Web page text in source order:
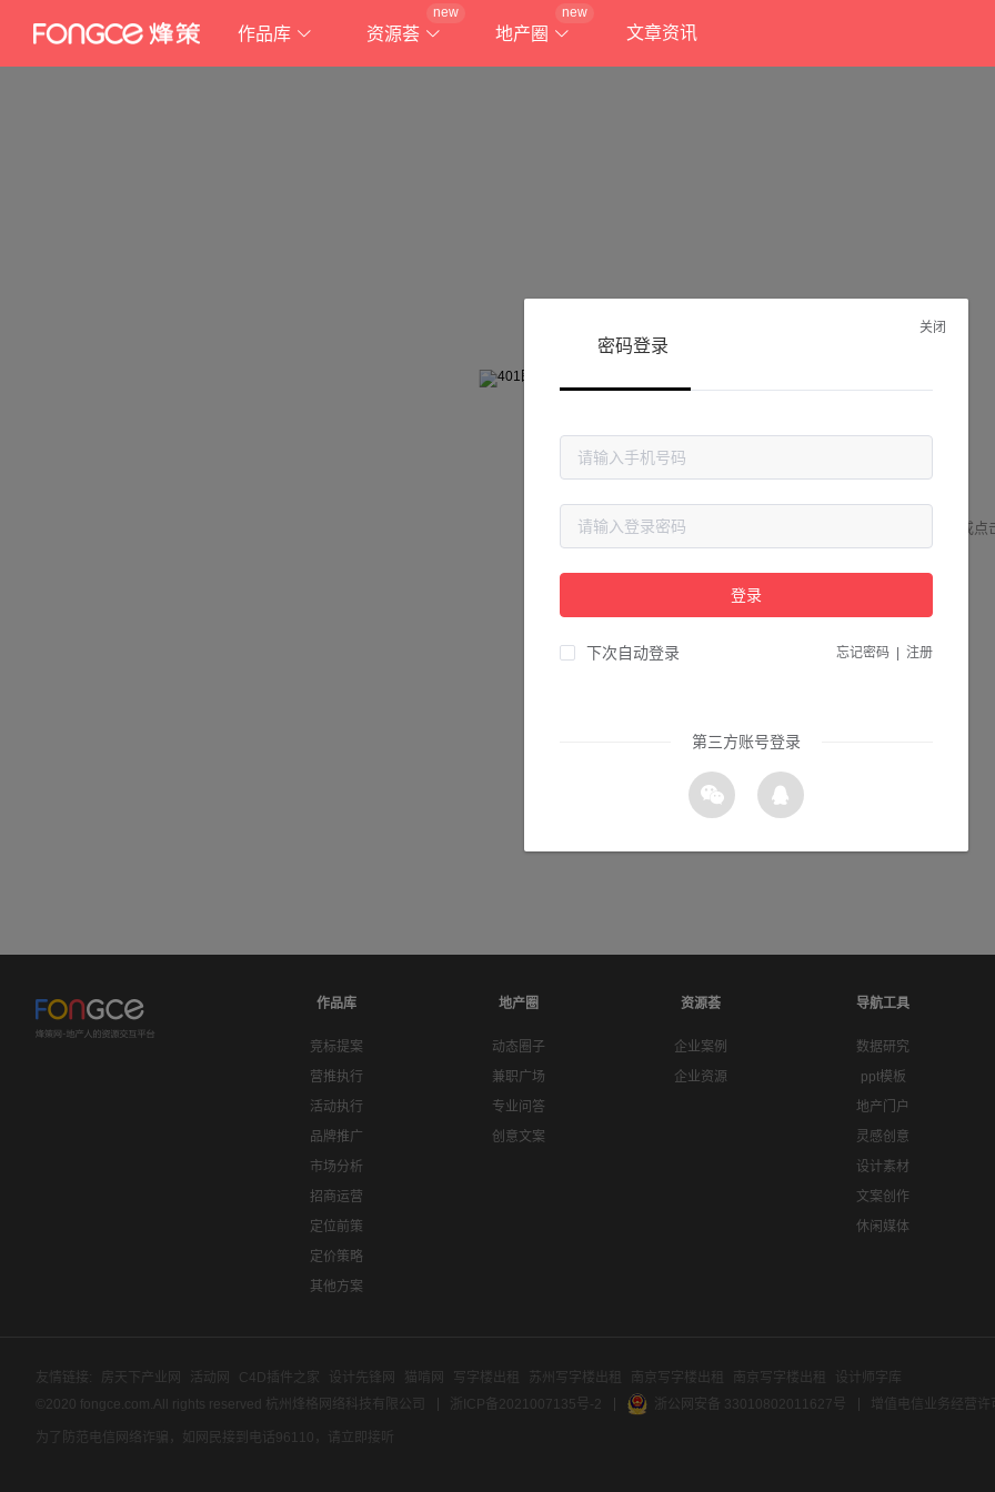
作品库 资源荟
new
地产圈
new
文章资讯
抱歉!
请检查您输入的网址是否正确，或点
作品库
竞标提案
营推执行
活动执行
品牌推广
市场分析
招商运营
定位前策
定价策略
其他方案
地产圈
动态圈子
兼职广场
专业问答
创意文案
资源荟
企业案例
企业资源
导航工具
数据研究
ppt模板
地产门户
灵感创意
设计素材
文案创作
休闲媒体
友情链接: 房天下产业网 活动网 C4D插件之家 设计先锋网 猫啃网 写字楼出租 苏州写字楼出租 南京写字楼出租 南京写字楼出租
设计师字库
©2020 fongce.com.All rights reserved 杭州烽格网络科技有限公司
浙ICP备2021007135号-2 浙公网安备 33010802011627号 增值电信业务经营
为了防范电信网络诈骗，如网民接到电话96110，请立即接听
关闭
密码登录
登录
下次自动登录 忘记密码 注册
第三方账号登录